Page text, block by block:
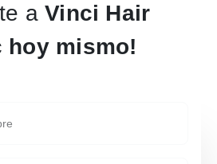
aVinci Hair
hoy mismo!